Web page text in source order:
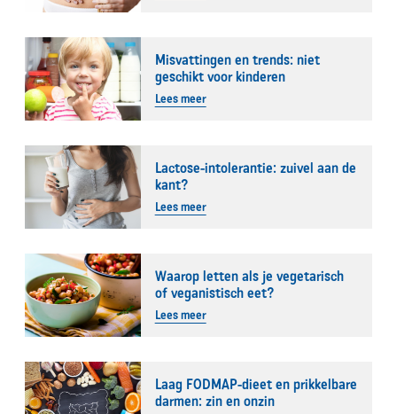
Misvattingen en trends: niet
geschikt voor kinderen
Lees meer
Lactose-intolerantie: zuivel aan de
kant?
Lees meer
Waarop letten als je vegetarisch
of veganistisch eet?
Lees meer
Laag FODMAP-dieet en prikkelbare
darmen: zin en onzin